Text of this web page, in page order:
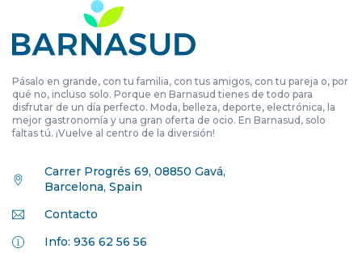
Pásalo en grande, con tu familia, con tus amigos, con tu pareja o, por
qué no, incluso solo. Porque en Barnasud tienes de todo para
disfrutar de un día perfecto. Moda, belleza, deporte, electrónica, la
mejor gastronomía y una gran oferta de ocio. En Barnasud, solo
faltas tú. ¡Vuelve al centro de la diversión!
Carrer Progrés 69, 08850 Gavá,
Barcelona, Spain
Contacto
Info: 936 62 56 56